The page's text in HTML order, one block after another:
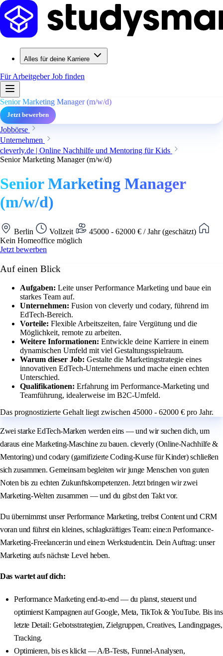
Alles für deine Karriere
Für ArbeitgeberJob finden
Senior Marketing Manager (m/w/d)
Jetzt bewerben
Jobbörse
Unternehmen
cleverly.de | Online Nachhilfe und Mentoring für Kids
Senior Marketing Manager (m/w/d)
Senior Marketing Manager
(m/w/d)
Berlin Vollzeit
45000 - 62000 € / Jahr (geschätzt)
Kein Homeoffice möglich
Jetzt bewerben
Auf einen Blick
Aufgaben: Leite unser Performance Marketing und baue ein
starkes Team auf.
Unternehmen: Fusion von cleverly und codary, führend im
EdTech-Bereich.
Vorteile: Flexible Arbeitszeiten, faire Vergütung und die
Möglichkeit, remote zu arbeiten.
Weitere Informationen: Entwickle deine Karriere in einem
dynamischen Umfeld mit viel Gestaltungsspielraum.
Warum dieser Job: Gestalte die Marketingstrategie eines
innovativen EdTech-Unternehmens und mache einen echten
Unterschied.
Qualifikationen: Erfahrung im Performance-Marketing und
Teamführung, idealerweise im B2C-Umfeld.
Das prognostizierte Gehalt liegt zwischen 45000 - 62000 € pro Jahr.
Zwei starke EdTech-Marken werden eins — und wir suchen dich, um
daraus eine Marketing-Maschine zu bauen. cleverly (Online-Nachhilfe &
Mentoring) und codary (gamifizierte Coding-Kurse für Kinder) schließen
sich zusammen. Gemeinsam begleiten wir junge Menschen von guten
Noten bis zu echten Zukunftskompetenzen. Jetzt bringen wir zwei
Marketing-Welten zusammen — und du gibst den Takt vor.
Du übernimmst unser Performance Marketing, treibst Content und CRM
voran und führst ein kleines, schlagkräftiges Team: eine:n Performance-
Marketing-Freelancer:in und eine:n Werkstudent:in. Dein Auftrag: unser
Marketing aufs nächste Level heben.
Das wartet auf dich:
Performance Marketing end-to-end — du planst, steuerst und
optimierst Kampagnen auf Google, Meta, TikTok & YouTube. Bis ins
letzte Detail: Gebotsstrategien, Zielgruppen, Creatives, Landingpages,
Tracking.
Optimieren, bis es klickt — A/B-Tests, Funnel-Analysen,